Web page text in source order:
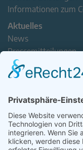
Informationen zum
Aktuelles
News
Pressemitteilungen
Newsletter
Handel(n) im
Verband erleben
Der Tag des
Jetzt Mitarbeitende
handel2go